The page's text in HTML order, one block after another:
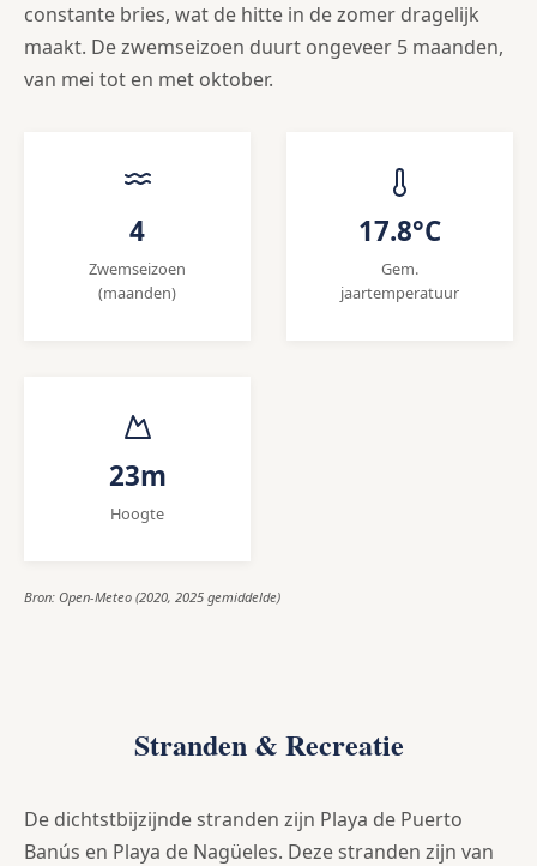
constante bries, wat de hitte in de zomer dragelijk
maakt. De zwemseizoen duurt ongeveer 5 maanden,
van mei tot en met oktober.
4
Zwemseizoen
(maanden)
17.8°C
Gem.
jaartemperatuur
23m
Hoogte
Bron: Open-Meteo (2020, 2025 gemiddelde)
Stranden & Recreatie
De dichtstbijzijnde stranden zijn Playa de Puerto
Banús en Playa de Nagüeles. Deze stranden zijn van